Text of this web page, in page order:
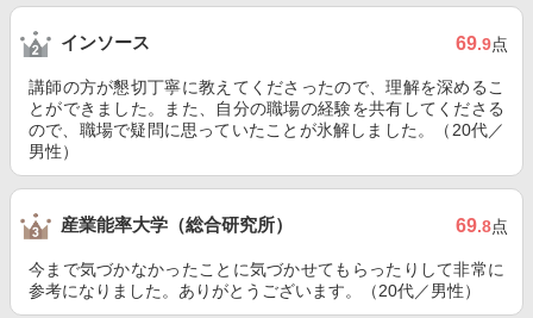
インソース 69.9点
講師の方が懇切丁寧に教えてくださったので、理解を深めるこ
とができました。また、自分の職場の経験を共有してくださる
ので、職場で疑問に思っていたことが氷解しました。（20代／
男性）
産業能率大学（総合研究所） 69.8点
今まで気づかなかったことに気づかせてもらったりして非常に
参考になりました。ありがとうございます。（20代／男性）